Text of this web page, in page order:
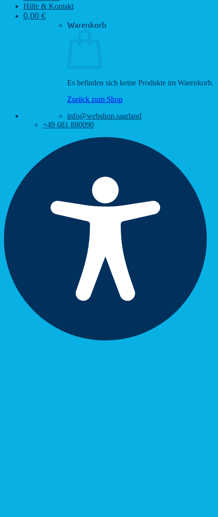
Hilfe & Kontakt
0,00 €
Warenkorb
Es befinden sich keine Produkte im Warenkorb.
Zurück zum Shop
info@webshop.saarland
+49 681 880090